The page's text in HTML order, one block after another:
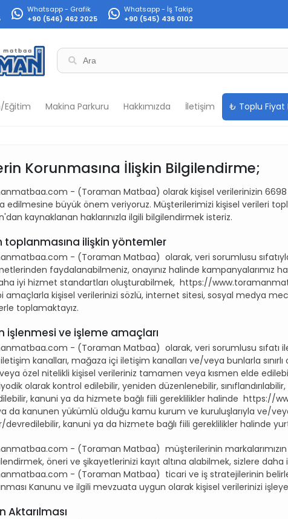
Whatsapp - Grafik
+90 (546) 462 2025
Whatsapp - İş Takip
+90 (545) 436 0102
Eğitim Makina Parkuru Hakkımızda İletişim ₺ Toplu Fiyat
Korunmasına İlişkin Bilgilendirme;
- (Toraman Matbaa) olarak kişisel verilerinizin 6698
edilmesine büyük önem veriyoruz. Müşterilerimizi kişisel verileri
kaynaklanan haklarınızla ilgili bilgilendirmek isteriz.
toplanmasına ilişkin yöntemler
- (Toraman Matbaa) olarak, veri sorumlusu
faydalanabilmeniz, onayınız halinde kampanyalarımız
iyi hizmet standartları oluşturabilmek, https://
amaçlarla kişisel verilerinizi sözlü, internet sitesi, sosyal medya
toplamaktayız.
işlenmesi ve işleme amaçları
- (Toraman Matbaa) olarak, veri sorumlusu sıfatı ile
kanalları, mağaza içi iletişim kanalları ve/veya bunlarla
özel nitelikli kişisel verileriniz tamamen veya kısmen elde
olarak kontrol edilebilir, yeniden düzenlenebilir,
kanuni ya da hizmete bağlı fiili gereklilikler halinde https://
da kanunen yükümlü olduğu kamu kurum ve kuruluşlarıyla ve/
devredilebilir, kanuni ya da hizmete bağlı fiili gereklilikler halinde
- (Toraman Matbaa) müşterilerinin markalarımızın
öneri ve şikayetlerinizi kayıt altına alabilmek, sizlere
- (Toraman Matbaa) ticari ve iş stratejilerinin
Kanunu ve ilgili mevzuata uygun olarak kişisel verilerinizi
Aktarılması